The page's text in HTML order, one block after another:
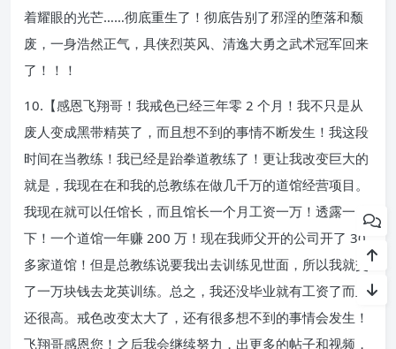
着耀眼的光芒……彻底重生了！彻底告别了邪淫的堕落和颓
废，一身浩然正气，具侠烈英风、清逸大勇之武术冠军回来
了！！！
10.【感恩飞翔哥！我戒色已经三年零 2 个月！我不只是从
废人变成黑带精英了，而且想不到的事情不断发生！我这段
时间在当教练！我已经是跆拳道教练了！更让我改变巨大的
就是，我现在在和我的总教练在做几千万的道馆经营项目。
我现在就可以任馆长，而且馆长一个月工资一万！透露一
下！一个道馆一年赚 200 万！现在我师父开的公司开了 30
多家道馆！但是总教练说要我出去训练见世面，所以我就交
了一万块钱去龙英训练。总之，我还没毕业就有工资了而且
还很高。戒色改变太大了，还有很多想不到的事情会发生！
飞翔哥感恩您！之后我会继续努力，出更多的帖子和视频，